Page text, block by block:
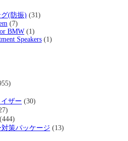
(防振) (31)
(7)
BMW (1)
Speakers (1)
ザー (30)
(444)
策パッケージ (13)